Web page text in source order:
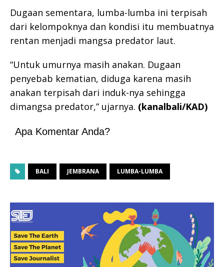
Dugaan sementara, lumba-lumba ini terpisah
dari kelompoknya dan kondisi itu membuatnya
rentan menjadi mangsa predator laut.
“Untuk umurnya masih anakan. Dugaan
penyebab kematian, diduga karena masih
anakan terpisah dari induk-nya sehingga
dimangsa predator,” ujarnya. (kanalbali/KAD)
Apa Komentar Anda?
BALI JEMBRANA LUMBA-LUMBA